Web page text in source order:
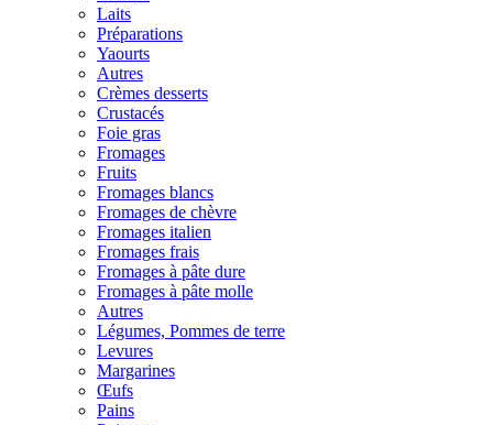
Laits
Préparations
Yaourts
Autres
Crèmes desserts
Crustacés
Foie gras
Fromages
Fruits
Fromages blancs
Fromages de chèvre
Fromages italien
Fromages frais
Fromages à pâte dure
Fromages à pâte molle
Autres
Légumes, Pommes de terre
Levures
Margarines
Œufs
Pains